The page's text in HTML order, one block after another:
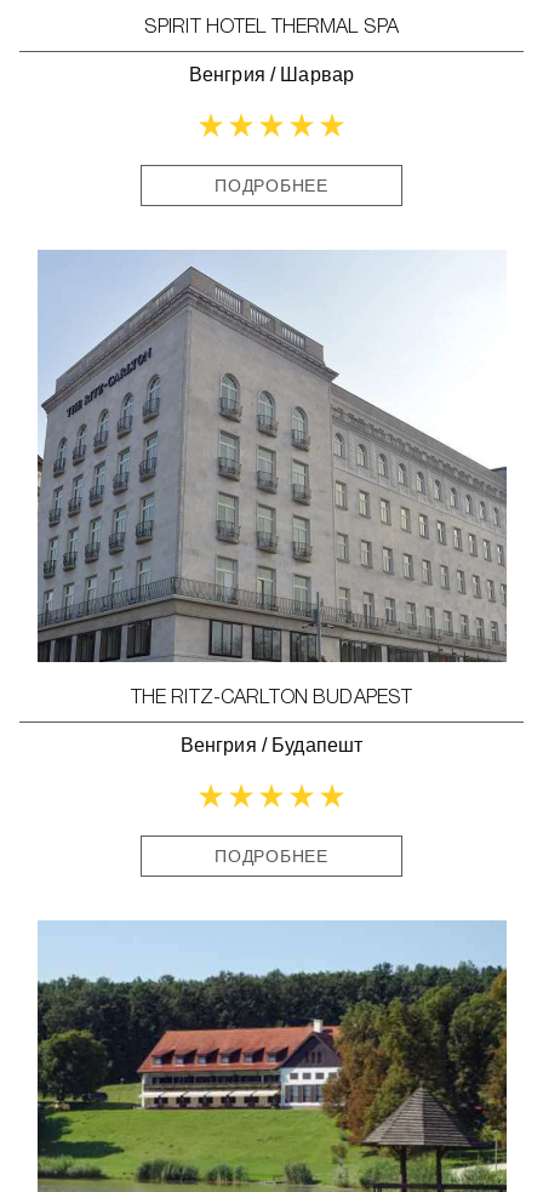
SPIRIT HOTEL THERMAL SPA
Венгрия / Шарвар
ПОДРОБНЕЕ
THE RITZ-CARLTON BUDAPEST
Венгрия / Будапешт
ПОДРОБНЕЕ